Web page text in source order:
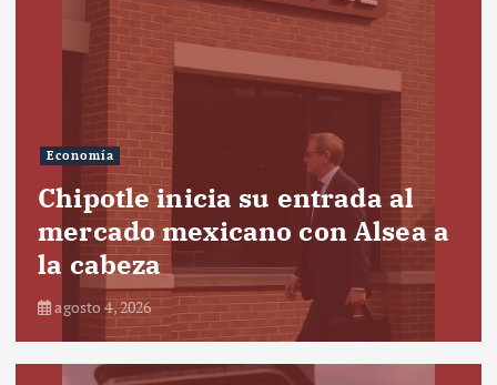
Economía
Chipotle inicia su entrada al
mercado mexicano con Alsea a
la cabeza
agosto 4, 2026